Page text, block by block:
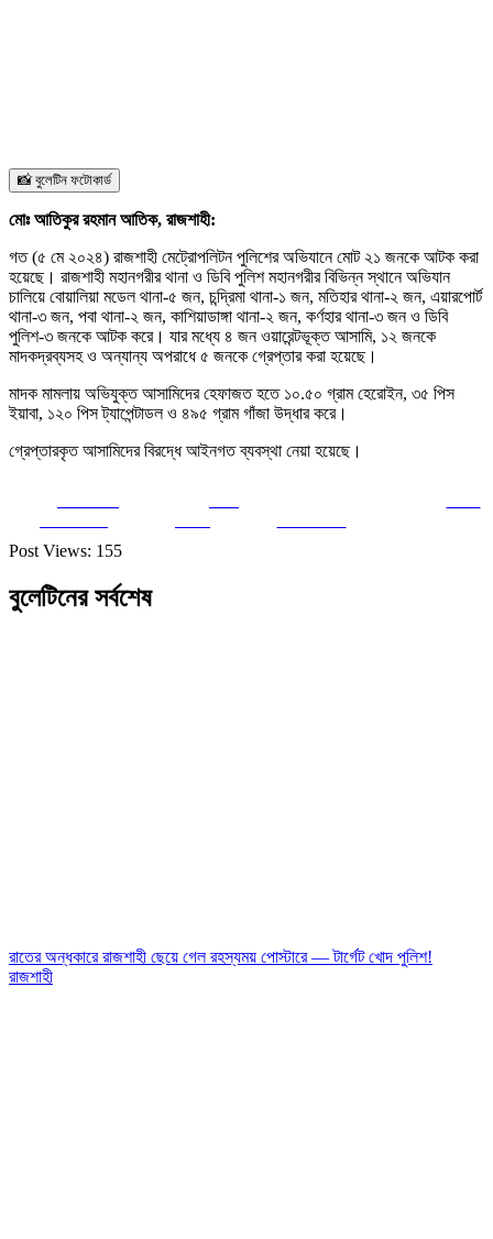
📸 বুলেটিন ফটোকার্ড
মোঃ আতিকুর রহমান আতিক, রাজশাহী:
গত (৫ মে ২০২৪) রাজশাহী মেট্রোপলিটন পুলিশের অভিযানে মোট ২১ জনকে আটক করা
হয়েছে। রাজশাহী মহানগরীর থানা ও ডিবি পুলিশ মহানগরীর বিভিন্ন স্থানে অভিযান
চালিয়ে বোয়ালিয়া মডেল থানা-৫ জন, চন্দ্রিমা থানা-১ জন, মতিহার থানা-২ জন, এয়ারপোর্ট
থানা-৩ জন, পবা থানা-২ জন, কাশিয়াডাঙ্গা থানা-২ জন, কর্ণহার থানা-৩ জন ও ডিবি
পুলিশ-৩ জনকে আটক করে। যার মধ্যে ৪ জন ওয়ারেন্টভূক্ত আসামি, ১২ জনকে
মাদকদ্রব্যসহ ও অন্যান্য অপরাধে ৫ জনকে গ্রেপ্তার করা হয়েছে।
মাদক মামলায় অভিযুক্ত আসামিদের হেফাজত হতে ১০.৫০ গ্রাম হেরোইন, ৩৫ পিস
ইয়াবা, ১২০ পিস ট্যাপেন্টাডল ও ৪৯৫ গ্রাম গাঁজা উদ্ধার করে।
গ্রেপ্তারকৃত আসামিদের বিরদ্ধে আইনগত ব্যবস্থা নেয়া হয়েছে।
Post Views: 155
বুলেটিনের সর্বশেষ
রাতের অন্ধকারে রাজশাহী ছেয়ে গেল রহস্যময় পোস্টারে — টার্গেট খোদ পুলিশ!
রাজশাহী